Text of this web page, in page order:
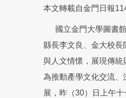
本文轉載自金門日報
國立金門大學圖書館
縣長李文良、金大校
與人文情懷，展現傳統
為推動產學文化交流
展，昨（30）日上午